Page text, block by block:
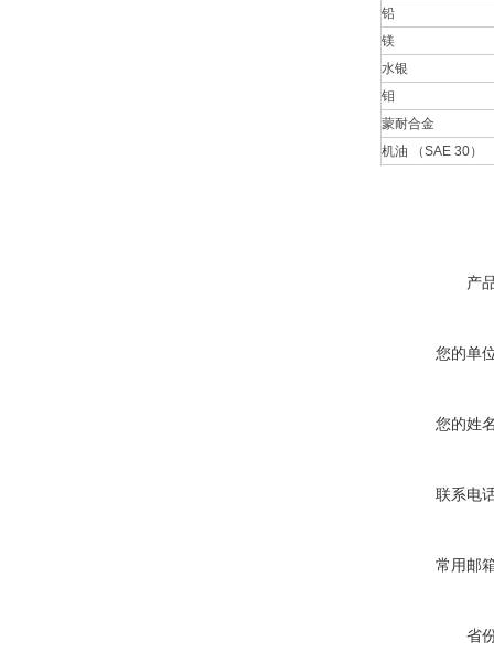
铅
镁
水银
钼
蒙耐合金
机油 （SAE 30）
产
您的单
您的姓
联系电
常用邮
省